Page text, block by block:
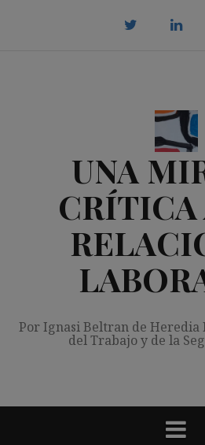
UNA
CRÍTICA
Por Ignasi Beltran de Heredia
del Trabajo y de la